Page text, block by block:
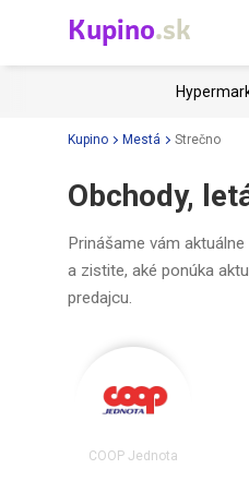
Kupino.sk
Kupino Mestá Strečno
Obchody,
Prinášame vám
a zistite, aké ponúka
predajcu.
COOP Jednota